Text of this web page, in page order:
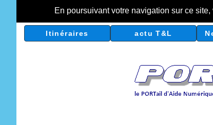
En poursuivant votre navigation sur ce
Itinéraires actu T&L